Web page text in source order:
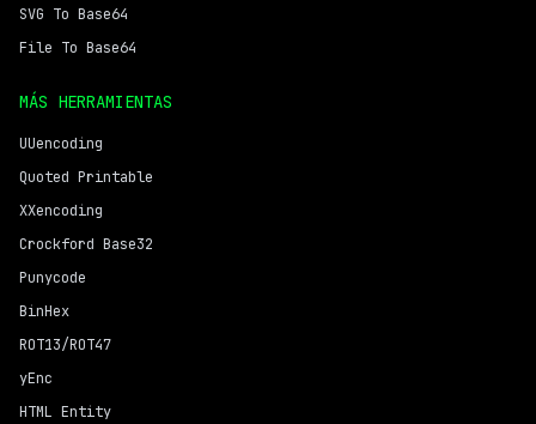
SVG To Base64
File To Base64
MÁS HERRAMIENTAS
UUencoding
Quoted Printable
XXencoding
Crockford Base32
Punycode
BinHex
ROT13/ROT47
yEnc
HTML Entity